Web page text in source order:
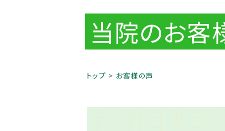
当院のお客
トップ お客様の声